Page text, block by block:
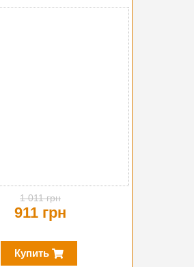
1 011 грн
911 грн
Купить